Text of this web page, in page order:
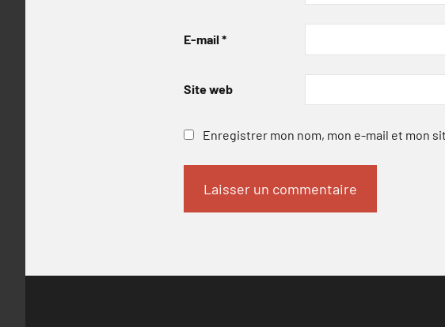
E-mail *
Site web
Enregistrer mon nom, mon e-mail et mon